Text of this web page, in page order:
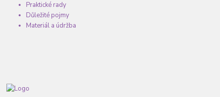
Praktické rady
Důležité pojmy
Materiál a údržba